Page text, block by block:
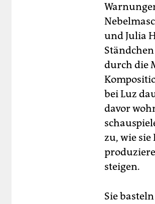
und Julia
durch die
bei Luz
davor
zu, wie
steigen.
Sie